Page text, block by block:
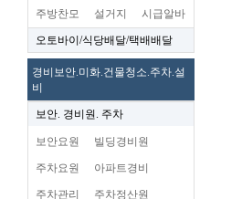
주방찬모 설거지 시급알바
오토바이/식당배달/택배배달
경비보안.미화.건물청소.주차.설
비
보안. 경비원. 주차
보안요원 빌딩경비원
주차요원 아파트경비
주차관리 주차정산원